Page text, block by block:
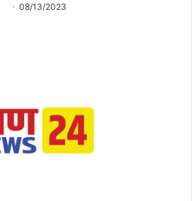
08/13/2023